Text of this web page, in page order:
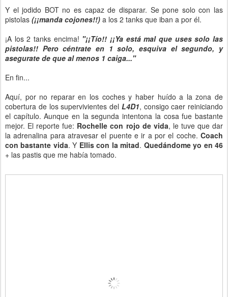
Y el jodido BOT no es capaz de disparar. Se pone solo con las
pistolas (¡¡manda cojones!!) a los 2 tanks que iban a por él.
¡A los 2 tanks encima! "¡¡Tío!! ¡¡Ya está mal que uses solo las
pistolas!! Pero céntrate en 1 solo, esquiva el segundo, y
asegurate de que al menos 1 caiga..."
En fin...
Aquí, por no reparar en los coches y haber huído a la zona de
cobertura de los supervivientes del L4D1, consigo caer reiniciando
el capítulo. Aunque en la segunda intentona la cosa fue bastante
mejor. El reporte fue: Rochelle con rojo de vida, le tuve que dar
la adrenalina para atravesar el puente e ir a por el coche. Coach
con bastante vida. Y Ellis con la mitad. Quedándome yo en 46
+ las pastis que me había tomado.